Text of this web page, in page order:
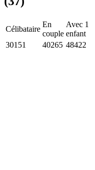
Célibataire
En
couple
Avec 1
enfant
30151
40265 48422